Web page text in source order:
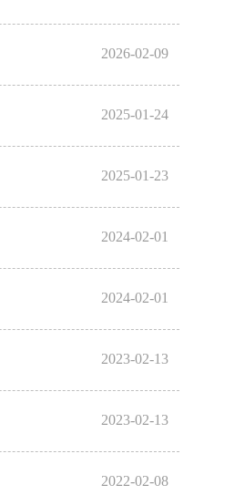
2026-02-09
2025-01-24
2025-01-23
2024-02-01
2024-02-01
2023-02-13
2023-02-13
2022-02-08